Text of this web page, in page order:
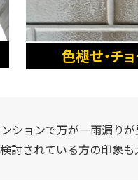
色褪せ・チ
ションで万が一雨漏り
討されている方の印象